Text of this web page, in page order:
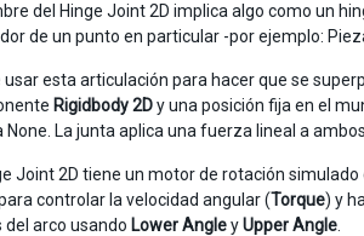
del Hinge Joint 2D implica algo como un
de un punto en particular -por ejemplo:
usar esta articulación para hacer que se
Rigidbody 2Dy una posición fija en el
None. La junta aplica una fuerza lineal a
Joint 2D tiene un motor de rotación
controlar la velocidad angular (Torque) y
del arco usando Lower AngleyUpper Angle